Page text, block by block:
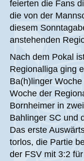
feierten die Fans
die von der
diesem
anstehenden
Nach dem Pokal
Regionalliga ging
Ba(h)linger
Woche der
Bornheimer in
Bahlinger SC und
Das erste
torlos, die Partie
der FSV mit 3:2